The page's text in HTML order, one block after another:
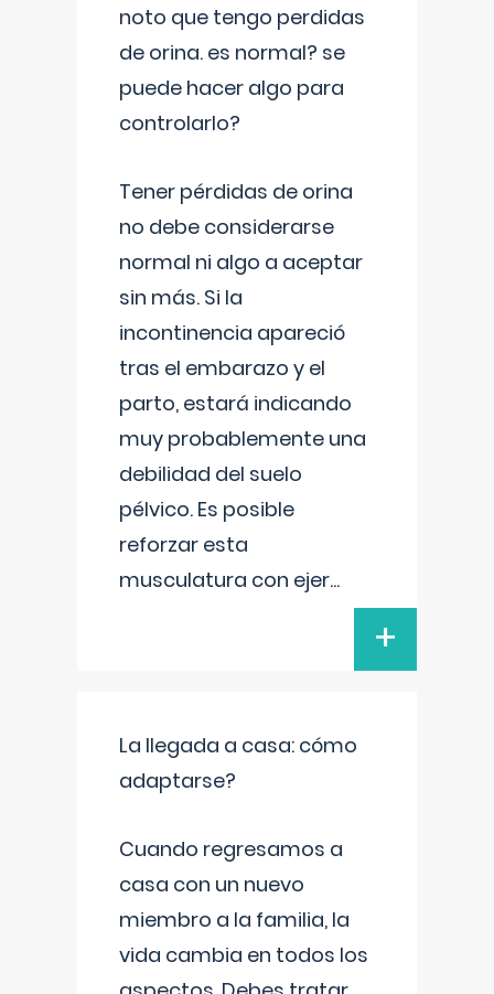
noto que tengo perdidas
de orina. es normal? se
puede hacer algo para
controlarlo?
Tener pérdidas de orina
no debe considerarse
normal ni algo a aceptar
sin más. Si la
incontinencia apareció
tras el embarazo y el
parto, estará indicando
muy probablemente una
debilidad del suelo
pélvico. Es posible
reforzar esta
musculatura con ejer...
+
La llegada a casa: cómo
adaptarse?
Cuando regresamos a
casa con un nuevo
miembro a la familia, la
vida cambia en todos los